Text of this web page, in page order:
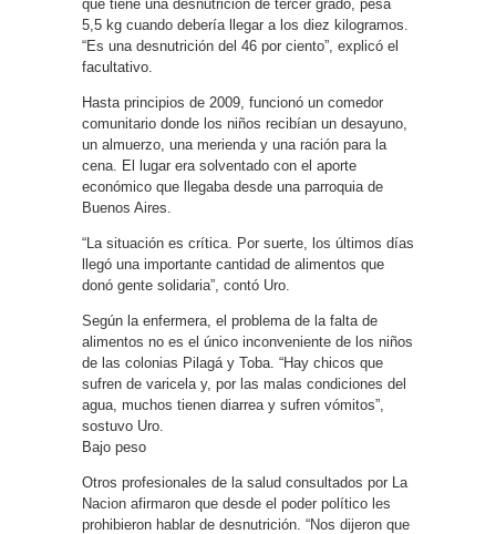
que tiene una desnutrición de tercer grado, pesa
5,5 kg cuando debería llegar a los diez kilogramos.
“Es una desnutrición del 46 por ciento”, explicó el
facultativo.
Hasta principios de 2009, funcionó un comedor
comunitario donde los niños recibían un desayuno,
un almuerzo, una merienda y una ración para la
cena. El lugar era solventado con el aporte
económico que llegaba desde una parroquia de
Buenos Aires.
“La situación es crítica. Por suerte, los últimos días
llegó una importante cantidad de alimentos que
donó gente solidaria”, contó Uro.
Según la enfermera, el problema de la falta de
alimentos no es el único inconveniente de los niños
de las colonias Pilagá y Toba. “Hay chicos que
sufren de varicela y, por las malas condiciones del
agua, muchos tienen diarrea y sufren vómitos”,
sostuvo Uro.
Bajo peso
Otros profesionales de la salud consultados por La
Nacion afirmaron que desde el poder político les
prohibieron hablar de desnutrición. “Nos dijeron que